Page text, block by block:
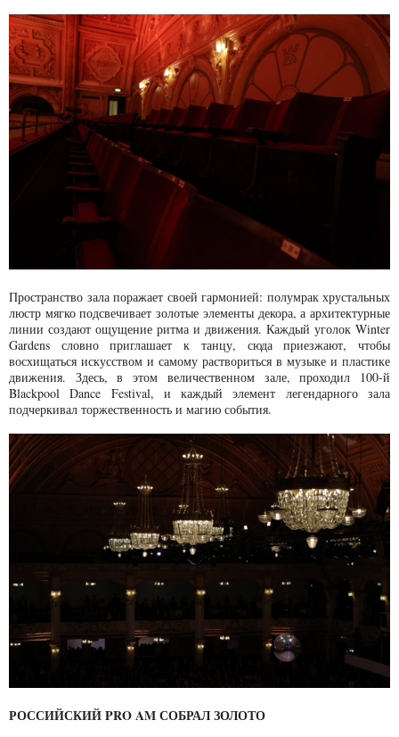
Пространство зала поражает своей гармонией: полумрак хрустальных
люстр мягко подсвечивает золотые элементы декора, а архитектурные
линии создают ощущение ритма и движения. Каждый уголок Winter
Gardens словно приглашает к танцу, сюда приезжают, чтобы
восхищаться искусством и самому раствориться в музыке и пластике
движения. Здесь, в этом величественном зале, проходил 100-й
Blackpool Dance Festival, и каждый элемент легендарного зала
подчеркивал торжественность и магию события.
РОССИЙСКИЙ PRO AM СОБРАЛ ЗОЛОТО